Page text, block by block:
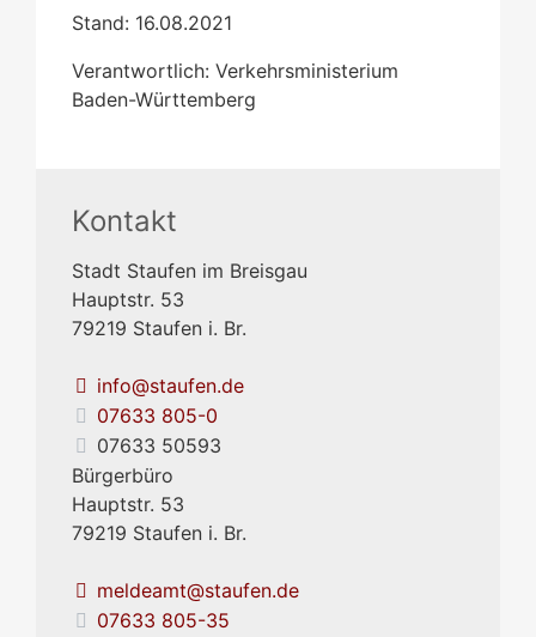
Stand: 16.08.2021
Verantwortlich: Verkehrsministerium
Baden-Württemberg
Kontakt
Stadt Staufen im Breisgau
Hauptstr. 53
79219 Staufen i. Br.
info@staufen.de
07633 805-0
07633 50593
Bürgerbüro
Hauptstr. 53
79219 Staufen i. Br.
meldeamt@staufen.de
07633 805-35